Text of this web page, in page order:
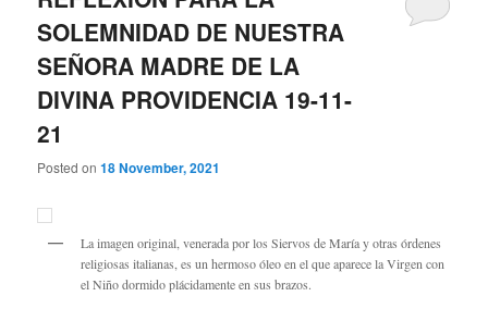
SOLEMNIDAD DE NUESTRA
SEÑORA MADRE DE LA
DIVINA PROVIDENCIA 19-11-
21
Posted on18 November, 2021
La imagen original, venerada por los Siervos de María y otras órdenes
religiosas italianas, es un hermoso óleo en el que aparece la Virgen con
el Niño dormido plácidamente en sus brazos.